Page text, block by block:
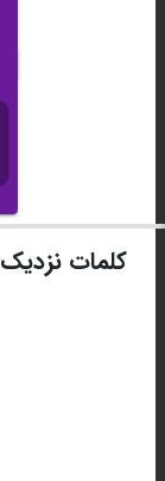
کلمات نزدیک